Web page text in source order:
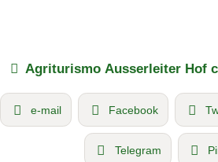
AgriturismoAusserleiter Hof
e-mail Facebook
Telegram